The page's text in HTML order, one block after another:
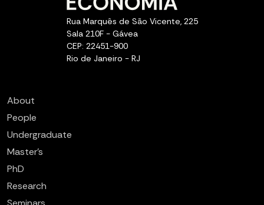
Rua Marquês de São Vicente, 225
Sala 210F - Gávea
CEP: 22451-900
Rio de Janeiro - RJ
About
People
Undergraduate
Master’s
PhD
Research